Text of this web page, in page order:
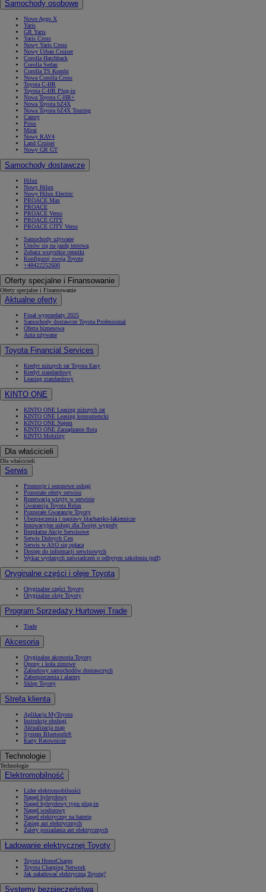
Samochody osobowe
Nowe Aygo X
Yaris
GR Yaris
Yaris Cross
Nowy Yaris Cross
Nowy Urban Cruiser
Corolla Hatchback
Corolla Sedan
Corolla TS Kombi
Nowa Corolla Cross
Toyota C-HR
Toyota C-HR Plug-in
Nowa Toyota C-HR+
Nowa Toyota bZ4X
Nowa Toyota bZ4X Touring
Camry
Prius
Mirai
Nowy RAV4
Land Cruiser
Nowy GR GT
Samochody dostawcze
Hilux
Nowy Hilux
Nowy Hilux Electric
PROACE Max
PROACE
PROACE Verso
PROACE CITY
PROACE CITY Verso
Samochody używane
Umów się na jazdę testową
Zobacz wszystkie cenniki
Konfiguruj swoją Toyotę
+48422252600
Oferty specjalne i Finansowanie
Oferty specjalne i Finansowanie
Aktualne oferty
Finał wyprzedaży 2025
Samochody dostawcze Toyota Professional
Oferta biznesowa
Auta używane
Toyota Financial Services
Kredyt niższych rat Toyota Easy
Kredyt standardowy
Leasing standardowy
KINTO ONE
KINTO ONE Leasing niższych rat
KINTO ONE Leasing konsumencki
KINTO ONE Najem
KINTO ONE Zarządzanie flotą
KINTO Mobility
Dla właścicieli
Dla właścicieli
Serwis
Promocje i sezonowe usługi
Pozostałe oferty serwisu
Rezerwacja wizyty w serwisie
Gwarancja Toyota Relax
Pozostałe Gwarancje Toyoty
Ubezpieczenia i naprawy blacharsko-lakiernicze
Innowacyjne usługi dla Twojej wygody
Bezpłatne Akcje Serwisowe
Serwis Dobrych Cen
Serwis w ASO się opłaca
Dostęp do informacji serwisowych
Wykaz wydanych zaświadczeń o odbytym szkoleniu (pdf)
Oryginalne części i oleje Toyota
Oryginalne części Toyoty
Oryginalne oleje Toyoty
Program Sprzedaży Hurtowej Trade
Trade
Akcesoria
Oryginalne akcesoria Toyoty
Opony i koła zimowe
Zabudowy samochodów dostawczych
Zabezpieczenia i alarmy
Sklep Toyoty
Strefa klienta
Aplikacja MyToyota
Instrukcje obsługi
Aktualizacja map
System Bluetooth®
Karty Ratownicze
Technologie
Technologie
Elektromobilność
Lider elektromobilności
Napęd hybrydowy
Napęd hybrydowy typu plug-in
Napęd wodorowy
Napęd elektryczny na baterię
Zasięg aut elektrycznych
Zalety posiadania aut elektrycznych
Ładowanie elektrycznej Toyoty
Toyota HomeCharge
Toyota Charging Network
Jak naładować elektryczną Toyotę?
Systemy bezpieczeństwa